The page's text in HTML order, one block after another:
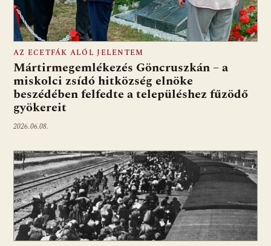
AZ ECETFÁK ALÓL JELENTEM
Mártirmegemlékezés Göncruszkán – a
miskolci zsídó hitközség elnöke
beszédében felfedte a településhez fűzödő
gyökereit
2026.06.08.